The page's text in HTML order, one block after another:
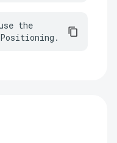
the
Positioning.